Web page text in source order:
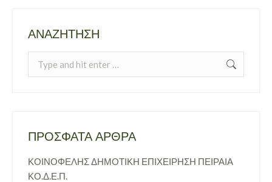
ΑΝΑΖΉΤΗΣΗ
ΠΡΌΣΦΑΤΑ ΆΡΘΡΑ
ΚΟΙΝΟΦΕΛΗΣ ΔΗΜΟΤΙΚΗ ΕΠΙΧΕΙΡΗΣΗ ΠΕΙΡΑΙΑ
ΚΟ.Δ.Ε.Π.